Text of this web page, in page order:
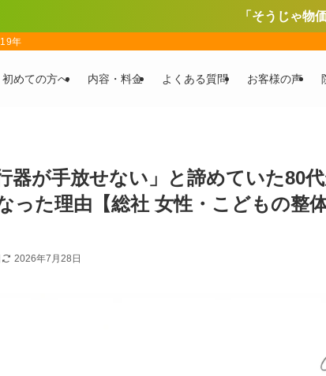
「そうじゃ物価対策応援券」使
年
初めての方へ 内容・料金 よくある質問 お客様の声
器が手放せない」と諦めていた80
った理由【総社 女性・こどもの整
2026年7月28日